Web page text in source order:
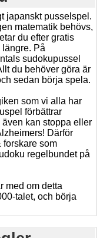
japanskt pusselspel.
matematik behövs,
du efter gratis
På
sudokupussel
du behöver göra är
sedan börja spela.
som vi alla har
förbättrar
kan stoppa eller
Därför
forskare som
regelbundet på
med om detta
talet, och börja